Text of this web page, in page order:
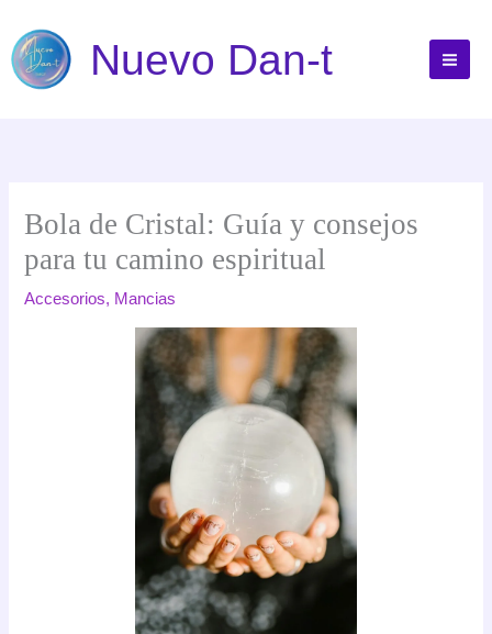
contenido
Nuevo Dan-t
Bola de Cristal: Guía y consejos
para tu camino espiritual
Accesorios, Mancias